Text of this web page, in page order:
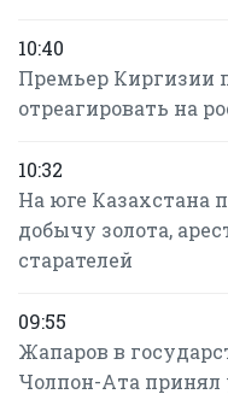
10:40
Премьер Киргизии
отреагировать на
10:32
На юге Казахстана
добычу золота,
старателей
09:55
Жапаров в
Чолпон-Ата принял